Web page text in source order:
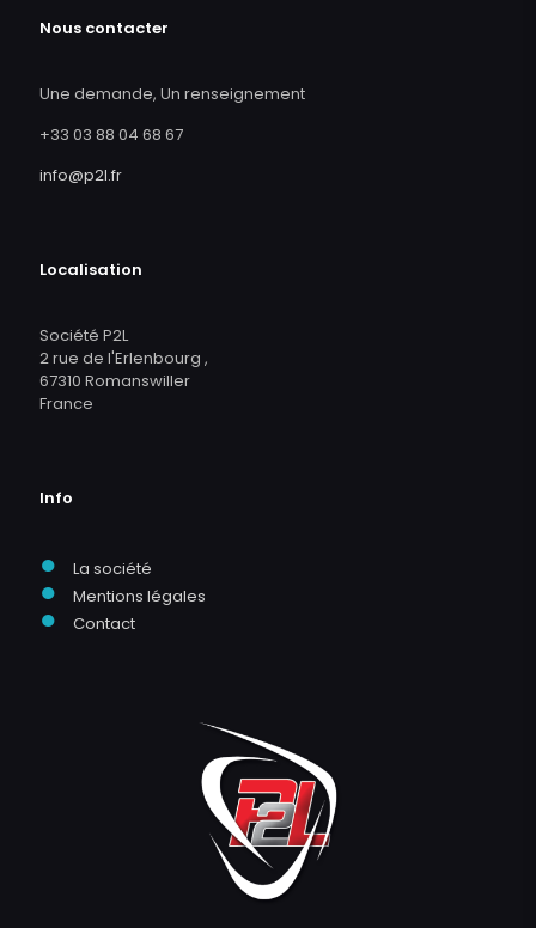
Nous contacter
Une demande, Un renseignement
+33 03 88 04 68 67
info@p2l.fr
Localisation
Société P2L
2 rue de l'Erlenbourg ,
67310 Romanswiller
France
Info
● La société
● Mentions légales
● Contact